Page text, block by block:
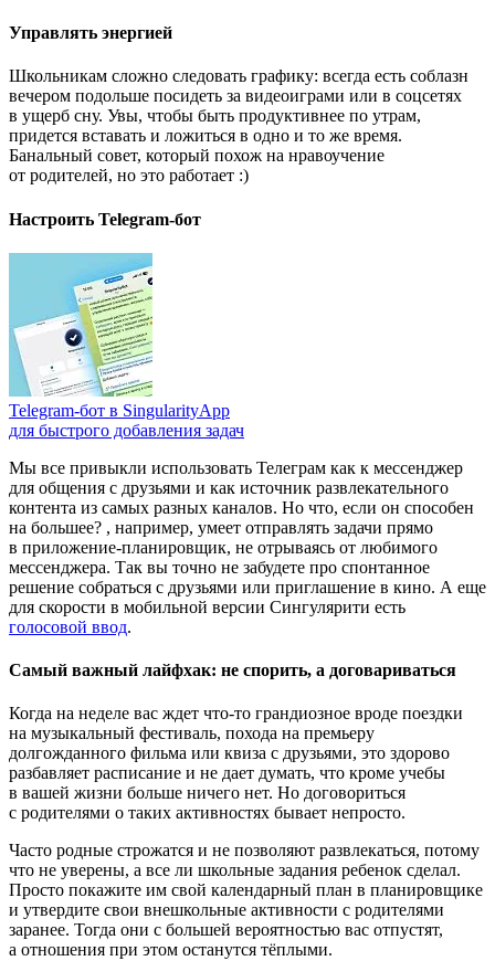
Управлять энергией
Школьникам сложно следовать графику: всегда есть соблазн
вечером подольше посидеть за видеоиграми или в соцсетях
в ущерб сну. Увы, чтобы быть продуктивнее по утрам,
придется вставать и ложиться в одно и то же время.
Банальный совет, который похож на нравоучение
от родителей, но это работает :)
Настроить Telegram-бот
Telegram-бот в SingularityApp
для быстрого добавления задач
Мы все привыкли использовать Телеграм как к мессенджер
для общения с друзьями и как источник развлекательного
контента из самых разных каналов. Но что, если он способен
на большее? , например, умеет отправлять задачи прямо
в приложение-планировщик, не отрываясь от любимого
мессенджера. Так вы точно не забудете про спонтанное
решение собраться с друзьями или приглашение в кино. А еще
для скорости в мобильной версии Сингулярити есть
голосовой ввод.
Самый важный лайфхак: не спорить, а договариваться
Когда на неделе вас ждет что-то грандиозное вроде поездки
на музыкальный фестиваль, похода на премьеру
долгожданного фильма или квиза с друзьями, это здорово
разбавляет расписание и не дает думать, что кроме учебы
в вашей жизни больше ничего нет. Но договориться
с родителями о таких активностях бывает непросто.
Часто родные строжатся и не позволяют развлекаться, потому
что не уверены, а все ли школьные задания ребенок сделал.
Просто покажите им свой календарный план в планировщике
и утвердите свои внешкольные активности с родителями
заранее. Тогда они с большей вероятностью вас отпустят,
а отношения при этом останутся тёплыми.